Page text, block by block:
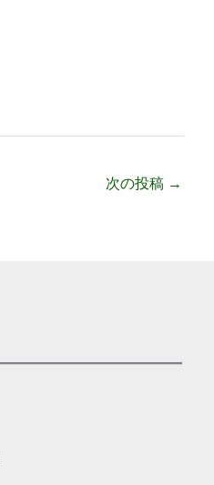
次の投稿 →